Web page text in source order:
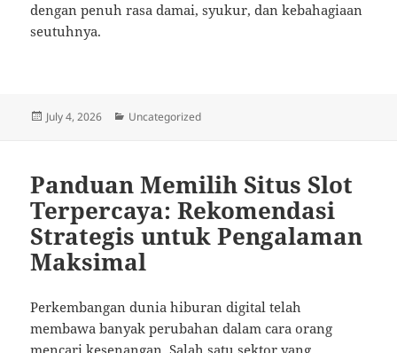
dengan penuh rasa damai, syukur, dan kebahagiaan
seutuhnya.
Posted
July 4, 2026 Categories
Uncategorized
Panduan Memilih Situs Slot
Terpercaya: Rekomendasi
Strategis untuk Pengalaman
Maksimal
Perkembangan dunia hiburan digital telah
membawa banyak perubahan dalam cara orang
mencari kesenangan. Salah satu sektor yang